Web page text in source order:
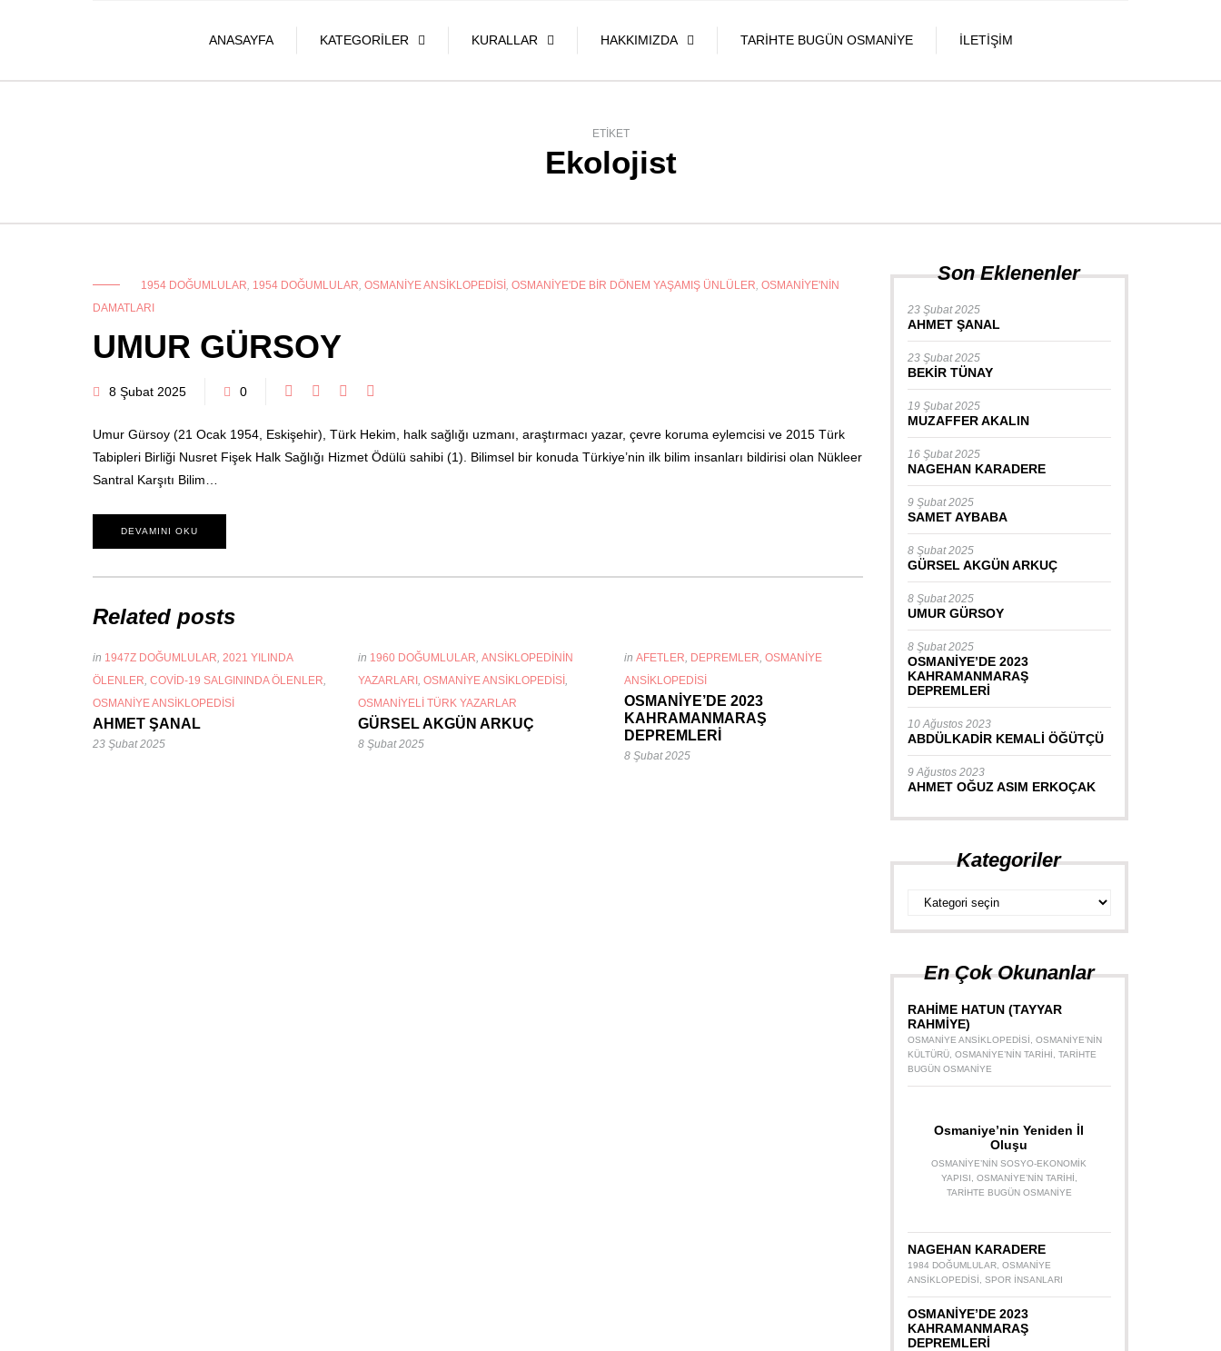
ANASAYFA KATEGORILER KURALLAR HAKKIMIZDA TARIHTE BUGÜN OSMANIYE İLETIŞIM
ETIKET
Ekolojist
1954 DOĞUMLULAR, 1954 DOĞUMLULAR, OSMANIYE ANSIKLOPEDISI , OSMANIYE'DE BIR DÖNEM YAŞAMIŞ ÜNLÜLER, OSMANIYE'NIN
DAMATLARI
UMUR GÜRSOY
8 Şubat 2025 0
Umur Gürsoy (21 Ocak 1954, Eskişehir), Türk Hekim, halk sağlığı uzmanı, araştırmacı yazar, çevre koruma eylemcisi ve 2015 Türk
Tabipleri Birliği Nusret Fişek Halk Sağlığı Hizmet Ödülü sahibi (1). Bilimsel bir konuda Türkiye’nin ilk bilim insanları bildirisi olan Nükleer
Santral Karşıtı Bilim…
DEVAMINI OKU
Related posts
in 1947Z DOĞUMLULAR, 2021 YILINDA
ÖLENLER, COVID-19 SALGININDA ÖLENLER,
OSMANIYE ANSIKLOPEDISI
AHMET ŞANAL
23 Şubat 2025
in 1960 DOĞUMLULAR,ANSIKLOPEDININ
YAZARLARI,OSMANIYE ANSIKLOPEDISI,
OSMANIYELI TÜRK YAZARLAR
GÜRSEL AKGÜN ARKUÇ
8 Şubat 2025
in AFETLER, DEPREMLER, OSMANIYE
ANSIKLOPEDISI
OSMANİYE’DE 2023
KAHRAMANMARAŞ
DEPREMLERİ
8 Şubat 2025
Son Eklenenler
23 Şubat 2025
AHMET ŞANAL
23 Şubat 2025
BEKİR TÜNAY
19 Şubat 2025
MUZAFFER AKALIN
16 Şubat 2025
NAGEHAN KARADERE
9 Şubat 2025
SAMET AYBABA
8 Şubat 2025
GÜRSEL AKGÜN ARKUÇ
8 Şubat 2025
UMUR GÜRSOY
8 Şubat 2025
OSMANİYE’DE 2023
KAHRAMANMARAŞ
DEPREMLERİ
10 Ağustos 2023
ABDÜLKADİR KEMALİ ÖĞÜTÇÜ
9 Ağustos 2023
AHMET OĞUZ ASIM ERKOÇAK
Kategoriler
Kategoriler
En Çok Okunanlar
RAHİME HATUN (TAYYAR
RAHMİYE)
OSMANIYE ANSIKLOPEDISI
OSMANIYE’NIN
KÜLTÜRÜ, OSMANIYE’NIN TARIHI
TARIHTE
BUGÜN OSMANIYE
Osmaniye’nin Yeniden İl
Oluşu
OSMANIYE’NIN SOSYO-EKONOMIK
YAPISI
OSMANIYE’NIN TARIHI
TARIHTE BUGÜN OSMANIYE
NAGEHAN KARADERE
1984 DOĞUMLULAR, OSMANIYE
ANSIKLOPEDISI
SPOR INSANLARI
OSMANİYE’DE 2023
KAHRAMANMARAŞ
DEPREMLERİ